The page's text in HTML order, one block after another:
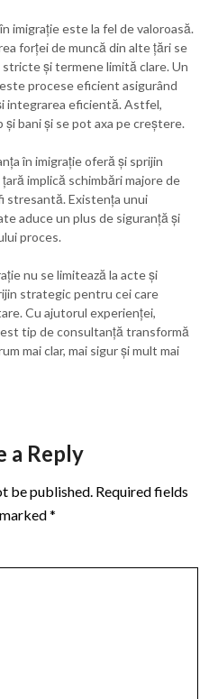
imigrație este la fel de valoroasă.
forței de muncă din alte țări se
și termene limită clare. Un
procese eficient asigurând
integrarea eficientă. Astfel,
bani și se pot axa pe creștere.
în imigrație oferă și sprijin
implică schimbări majore de
stresantă. Existența unui
aduce un plus de siguranță și
proces.
nu se limitează la acte și
strategic pentru cei care
Cu ajutorul experienței,
tip de consultanță transformă
mai clar, mai sigur și mult mai
a Reply
be published. Required fields
*